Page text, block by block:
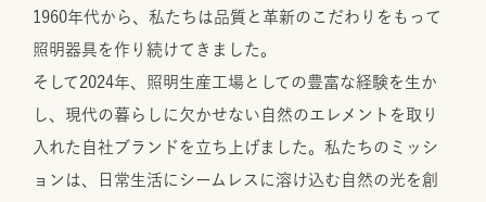
CONTACT
ONLINE
1960年代から、私たちは品質と革新のこだわりをもって
照明器具を作り続けてきました。
そして2024年、照明生産工場としての豊富な経験を生か
し、現代の暮らしに欠かせない自然のエレメントを取り
入れた自社ブランドを立ち上げました。私たちのミッシ
ョンは、日常生活にシームレスに溶け込む自然の光を創